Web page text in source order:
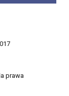
prawa